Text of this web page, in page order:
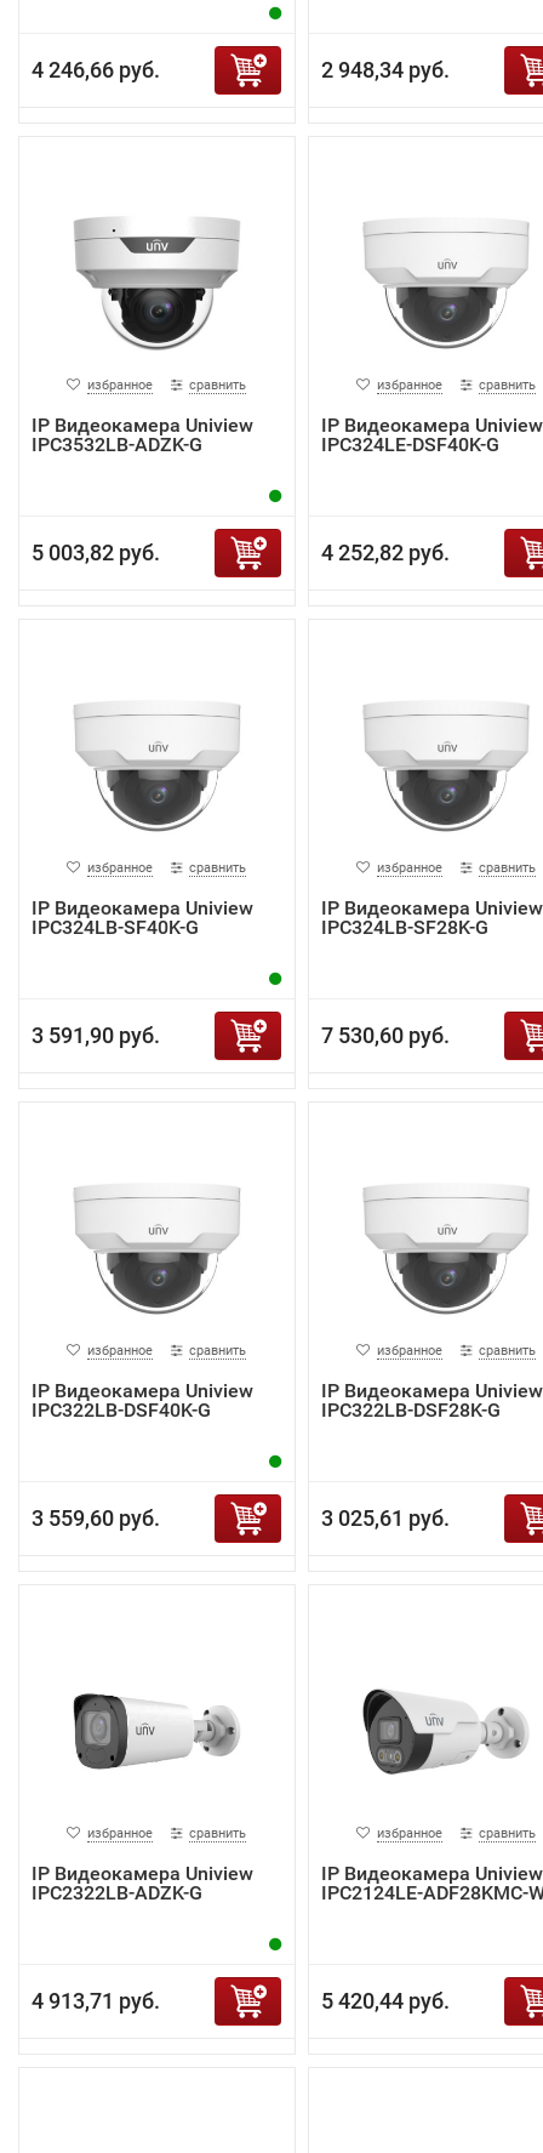
4 246,66 руб. 2 948,34 руб.
избранное сравнить
IP Видеокамера Uniview
IPC3532LB-ADZK-G
5 003,82 руб.
избранное сравнить
IP Видеокамера Uniview
IPC324LE-DSF40K-G
4 252,82 руб.
избранное сравнить
IP Видеокамера Uniview
IPC324LB-SF40K-G
3 591,90 руб.
избранное сравнить
IP Видеокамера Uniview
IPC324LB-SF28K-G
7 530,60 руб.
избранное сравнить
IP Видеокамера Uniview
IPC322LB-DSF40K-G
3 559,60 руб.
избранное сравнить
IP Видеокамера Uniview
IPC322LB-DSF28K-G
3 025,61 руб.
избранное сравнить
IP Видеокамера Uniview
IPC2322LB-ADZK-G
4 913,71 руб.
избранное сравнить
IP Видеокамера Uniview
IPC2124LE-ADF28KMC-
5 420,44 руб.